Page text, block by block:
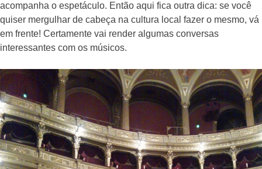
acompanha o espetáculo. Então aqui fica outra dica: se você
quiser mergulhar de cabeça na cultura local fazer o mesmo, vá
em frente! Certamente vai render algumas conversas
interessantes com os músicos.